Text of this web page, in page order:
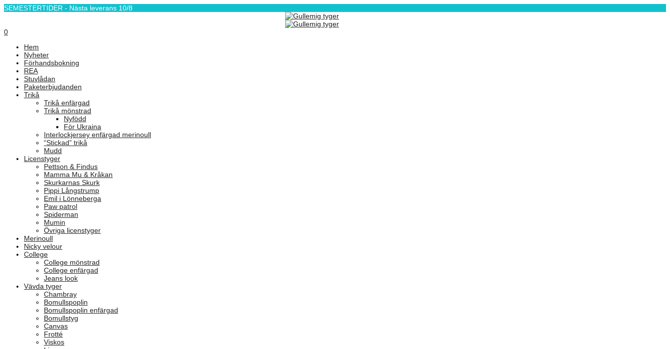
SEMESTERTIDER - Nästa leverans 10/8
0
Hem
Nyheter
Förhandsbokning
REA
Stuvlådan
Paketerbjudanden
Trikå
Trikå enfärgad
Trikå mönstrad
Nyfödd
För Ukraina
Interlockjersey enfärgad merinoull
“Stickad” trikå
Mudd
Licenstyger
Pettson & Findus
Mamma Mu & Kråkan
Skurkarnas Skurk
Pippi Långstrump
Emil i Lönneberga
Paw patrol
Spiderman
Mumin
Övriga licenstyger
Merinoull
Nicky velour
College
College mönstrad
College enfärgad
Jeans look
Vävda tyger
Chambray
Bomullspoplin
Bomullspoplin enfärgad
Bomullstyg
Canvas
Frotté
Viskos